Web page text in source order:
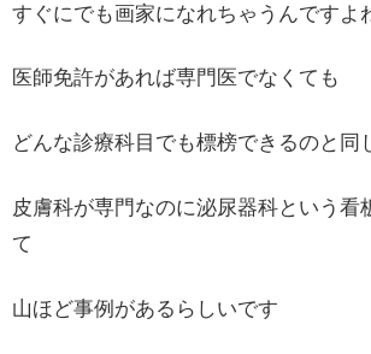
すぐにでも画家になれちゃうんですよ
医師免許があれば専門医でなくても
どんな診療科目でも標榜できるのと同
皮膚科が専門なのに泌尿器科という看
て
山ほど事例があるらしいです